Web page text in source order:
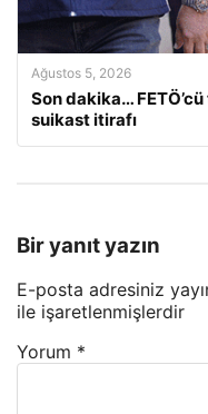
Ağustos 5, 2026
Son dakika…
suikast itirafı
Bir yanıt yazın
E-posta adresiniz
ile işaretlenmişlerdir
Yorum *